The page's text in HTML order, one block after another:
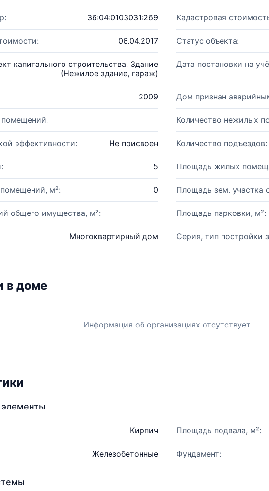
36:04:0103031:269 Кадастровая
06.04.2017 Статус объекта:
капитального строительства, Здание
(Нежилое здание, гараж)
Дата постановки на
2009 Дом признан
Количество нежилых
эффективности: Не присвоен Количество подъездов:
5 Площадь жилых
м²: 0 Площадь зем. участка
общего имущества, м²: Площадь парковки, м²:
Многоквартирный дом Серия, тип постройки
в доме
Информация об организациях отсутствует
элементы
Кирпич Площадь подвала, м²:
Железобетонные Фундамент: